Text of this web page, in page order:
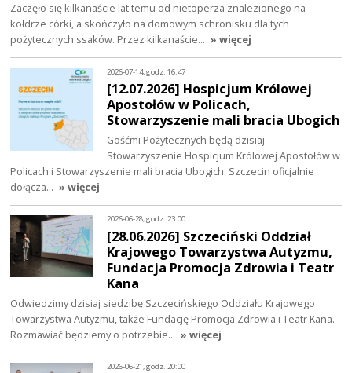
Zaczęło się kilkanaście lat temu od nietoperza znalezionego na
kołdrze córki, a skończyło na domowym schronisku dla tych
pożytecznych ssaków. Przez kilkanaście… » więcej
2026-07-14, godz. 16:47
[12.07.2026] Hospicjum Królowej
Apostołów w Policach,
Stowarzyszenie mali bracia Ubogich
Gośćmi Pożytecznych będą dzisiaj
Stowarzyszenie Hospicjum Królowej Apostołów w
Policach i Stowarzyszenie mali bracia Ubogich. Szczecin oficjalnie
dołącza… » więcej
2026-06-28, godz. 23:00
[28.06.2026] Szczeciński Oddział
Krajowego Towarzystwa Autyzmu,
Fundacja Promocja Zdrowia i Teatr
Kana
Odwiedzimy dzisiaj siedzibę Szczecińskiego Oddziału Krajowego
Towarzystwa Autyzmu, także Fundację Promocja Zdrowia i Teatr Kana.
Rozmawiać będziemy o potrzebie… » więcej
2026-06-21, godz. 20:00